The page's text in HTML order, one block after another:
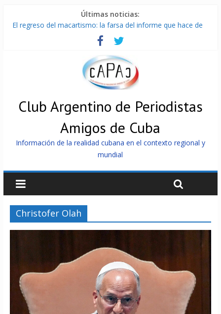
Últimas noticias:
El regreso del macartismo: la farsa del informe que hace de
Milei firmó memorándum con EE.UU sin informarlo
China presenta robots que pueden razonar, moverse y asistir
La Habana avanza en reconexión tras nuevo apagón
Más de 7 000 contenedores impedidos de llegar a Cuba
Club Argentino de Periodistas
Amigos de Cuba
Información de la realidad cubana en el contexto regional y
mundial
Christofer Olah